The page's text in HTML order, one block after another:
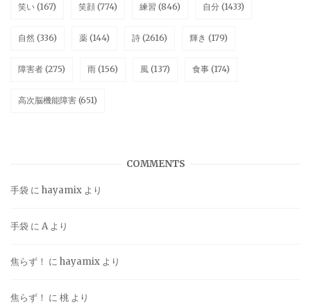
笑い (167) 笑顔 (774) 練習 (846) 自分 (1433)
自然 (336) 薬 (144) 詩 (2616) 輝き (179)
障害者 (275) 雨 (156) 風 (137) 食事 (174)
高次脳機能障害 (651)
COMMENTS
手袋 に hayamix より
手袋 に Aより
焦らず！ に hayamix より
焦らず！ に 桃 より